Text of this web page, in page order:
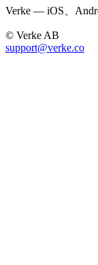
Verke — iOS、
© Verke AB
support@verke.co